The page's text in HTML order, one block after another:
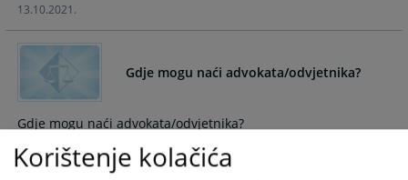
shortcuts
for
changing
dates.
dates.
13.10.2021.
Gdje mogu naći advokata/odvjetnika?
Gdje mogu naći advokata/odvjetnika?
13.10.2021.
Korištenje kolačića